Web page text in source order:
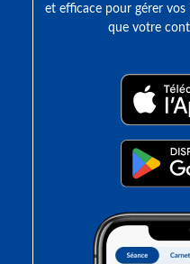
et efficace pour gérer vos
que votre